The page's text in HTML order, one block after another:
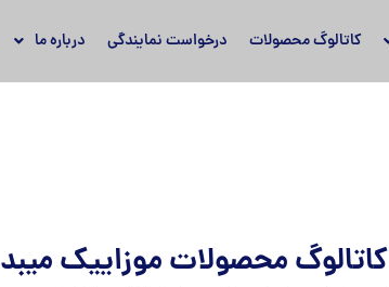
کاتالوگ محصولات درخواست نمایندگی درباره ما
کاتالوگ محصولات موزاییک میبد